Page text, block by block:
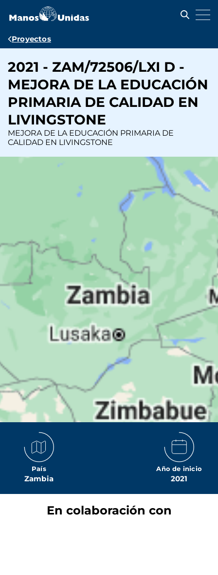
contenido
Ruta
navegación
Proyectos
2021 - ZAM/72506/LXI D -
MEJORA DE LA EDUCACIÓN
PRIMARIA DE CALIDAD EN
LIVINGSTONE
MEJORA DE LA EDUCACIÓN PRIMARIA DE
CALIDAD EN LIVINGSTONE
País
Zambia
Año de inicio
2021
En colaboración con